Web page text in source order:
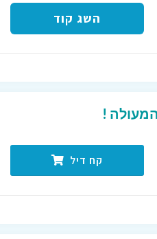
השג קוד
!
קח דיל